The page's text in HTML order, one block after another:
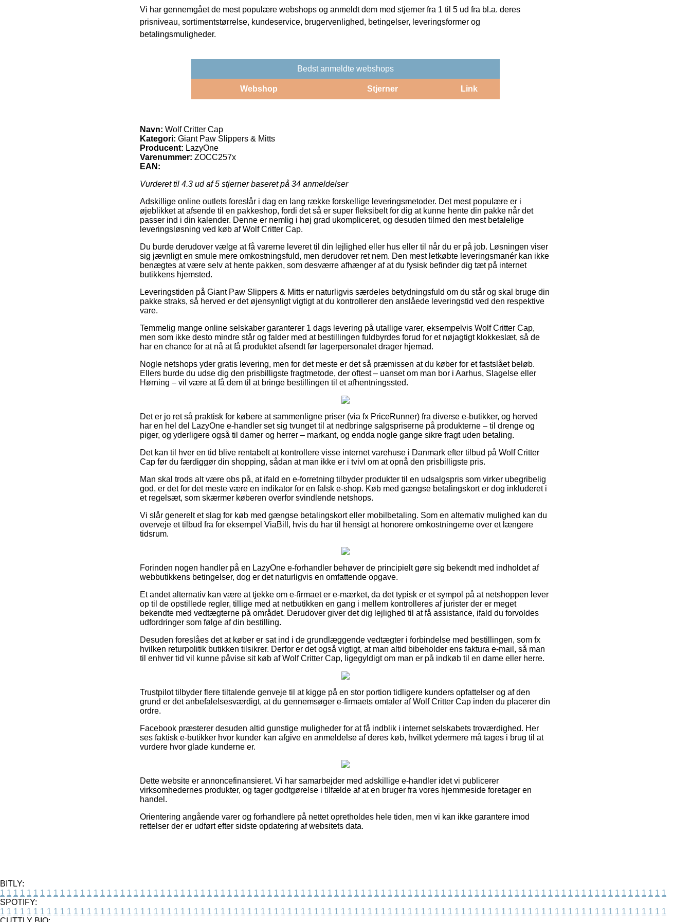
Vi har gennemgået de mest populære webshops og anmeldt dem med stjerner fra 1 til 5 ud fra bl.a. deres
prisniveau, sortimentstørrelse, kundeservice, brugervenlighed, betingelser, leveringsformer og
betalingsmuligheder.
Bedst anmeldte webshops
Webshop Stjerner Link
Navn: Wolf Critter Cap
Kategori: Giant Paw Slippers & Mitts
Producent: LazyOne
Varenummer: ZOCC257x
EAN:
Vurderet til 4.3 ud af 5 stjerner baseret på 34 anmeldelser
Adskillige online outlets foreslår i dag en lang række forskellige leveringsmetoder. Det mest populære er i
øjeblikket at afsende til en pakkeshop, fordi det så er super fleksibelt for dig at kunne hente din pakke når det
passer ind i din kalender. Denne er nemlig i høj grad ukompliceret, og desuden tilmed den mest betalelige
leveringsløsning ved køb af Wolf Critter Cap.
Du burde derudover vælge at få varerne leveret til din lejlighed eller hus eller til når du er på job. Løsningen viser
sig jævnligt en smule mere omkostningsfuld, men derudover ret nem. Den mest letkøbte leveringsmanér kan ikke
benægtes at være selv at hente pakken, som desværre afhænger af at du fysisk befinder dig tæt på internet
butikkens hjemsted.
Leveringstiden på Giant Paw Slippers & Mitts er naturligvis særdeles betydningsfuld om du står og skal bruge din
pakke straks, så herved er det øjensynligt vigtigt at du kontrollerer den anslåede leveringstid ved den respektive
vare.
Temmelig mange online selskaber garanterer 1 dags levering på utallige varer, eksempelvis Wolf Critter Cap,
men som ikke desto mindre står og falder med at bestillingen fuldbyrdes forud for et nøjagtigt klokkeslæt, så de
har en chance for at nå at få produktet afsendt før lagerpersonalet drager hjemad.
Nogle netshops yder gratis levering, men for det meste er det så præmissen at du køber for et fastslået beløb.
Ellers burde du udse dig den prisbilligste fragtmetode, der oftest – uanset om man bor i Aarhus, Slagelse eller
Hørning – vil være at få dem til at bringe bestillingen til et afhentningssted.
Det er jo ret så praktisk for købere at sammenligne priser (via fx PriceRunner) fra diverse e-butikker, og herved
har en hel del LazyOne e-handler set sig tvunget til at nedbringe salgspriserne på produkterne – til drenge og
piger, og yderligere også til damer og herrer – markant, og endda nogle gange sikre fragt uden betaling.
Det kan til hver en tid blive rentabelt at kontrollere visse internet varehuse i Danmark efter tilbud på Wolf Critter
Cap før du færdiggør din shopping, sådan at man ikke er i tvivl om at opnå den prisbilligste pris.
Man skal trods alt være obs på, at ifald en e-forretning tilbyder produkter til en udsalgspris som virker ubegribelig
god, er det for det meste være en indikator for en falsk e-shop. Køb med gængse betalingskort er dog inkluderet i
et regelsæt, som skærmer køberen overfor svindlende netshops.
Vi slår generelt et slag for køb med gængse betalingskort eller mobilbetaling. Som en alternativ mulighed kan du
overveje et tilbud fra for eksempel ViaBill, hvis du har til hensigt at honorere omkostningerne over et længere
tidsrum.
Forinden nogen handler på en LazyOne e-forhandler behøver de principielt gøre sig bekendt med indholdet af
webbutikkens betingelser, dog er det naturligvis en omfattende opgave.
Et andet alternativ kan være at tjekke om e-firmaet er e-mærket, da det typisk er et sympol på at netshoppen lever
op til de opstillede regler, tillige med at netbutikken en gang i mellem kontrolleres af jurister der er meget
bekendte med vedtægterne på området. Derudover giver det dig lejlighed til at få assistance, ifald du forvoldes
udfordringer som følge af din bestilling.
Desuden foreslåes det at køber er sat ind i de grundlæggende vedtægter i forbindelse med bestillingen, som fx
hvilken returpolitik butikken tilsikrer. Derfor er det også vigtigt, at man altid bibeholder ens faktura e-mail, så man
til enhver tid vil kunne påvise sit køb af Wolf Critter Cap, ligegyldigt om man er på indkøb til en dame eller herre.
Trustpilot tilbyder flere tiltalende genveje til at kigge på en stor portion tidligere kunders opfattelser og af den
grund er det anbefalelsesværdigt, at du gennemsøger e-firmaets omtaler af Wolf Critter Cap inden du placerer din
ordre.
Facebook præsterer desuden altid gunstige muligheder for at få indblik i internet selskabets troværdighed. Her
ses faktisk e-butikker hvor kunder kan afgive en anmeldelse af deres køb, hvilket ydermere må tages i brug til at
vurdere hvor glade kunderne er.
Dette website er annoncefinansieret. Vi har samarbejder med adskillige e-handler idet vi publicerer
virksomhedernes produkter, og tager godtgørelse i tilfælde af at en bruger fra vores hjemmeside foretager en
handel.
Orientering angående varer og forhandlere på nettet opretholdes hele tiden, men vi kan ikke garantere imod
rettelser der er udført efter sidste opdatering af websitets data.
BITLY:
1 1 1 1 1 1 1 1 1 1 1 1 1 1 1 1 1 1 1 1 1 1 1 1 1 1 1 1 1 1 1 1 1 1 1 1 1 1 1 1 1 1 1 1 1 1 1 1 1 1 1 1 1 1 1 1 1 1 1 1 1 1 1 1 1 1 1 1 1 1 1 1 1 1 1 1 1 1 1 1 1 1 1 1 1 1 1 1 1 1 1 1 1 1 1 1 1 1 1 1
SPOTIFY:
1 1 1 1 1 1 1 1 1 1 1 1 1 1 1 1 1 1 1 1 1 1 1 1 1 1 1 1 1 1 1 1 1 1 1 1 1 1 1 1 1 1 1 1 1 1 1 1 1 1 1 1 1 1 1 1 1 1 1 1 1 1 1 1 1 1 1 1 1 1 1 1 1 1 1 1 1 1 1 1 1 1 1 1 1 1 1 1 1 1 1 1 1 1 1 1 1 1 1 1